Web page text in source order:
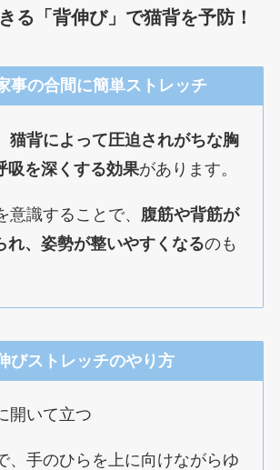
る「背伸び」で猫背を予防！
事の合間に簡単ストレッチ
猫背によって圧迫されがちな胸
吸を深くする効果があります。
意識することで、 腹筋や背筋が
れ、姿勢が整いやすくなるのも
びストレッチのやり方
開いて立つ
、手のひらを上に向けながらゆ